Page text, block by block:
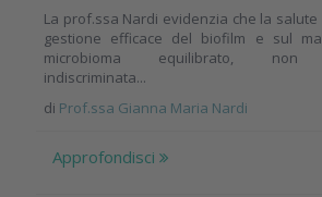
La prof.ssa Nardi evidenzia che la
gestione efficace del biofilm e sul
microbioma equilibrato, non
indiscriminata...
di Prof.ssa Gianna Maria Nardi
Approfondisci